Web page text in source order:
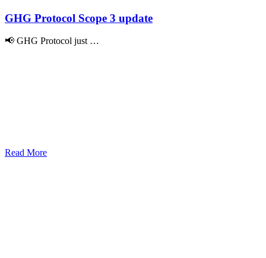
GHG Protocol Scope 3 update
📢 GHG Protocol just …
Read More